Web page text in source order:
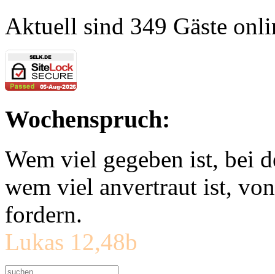
Aktuell sind 349 Gäste
Wochenspruch:
Wem viel gegeben ist, bei
wem viel anvertraut ist,
fordern.
Lukas 12,48b